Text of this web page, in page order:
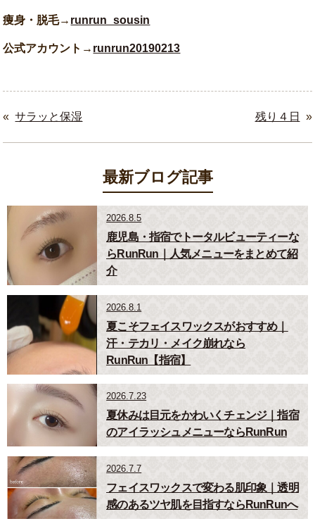
痩身・脱毛→ runrun_sousin
公式アカウント→ runrun20190213
« サラッと保湿 »
残り４日
最新ブログ記事
2026.8.5
鹿児島・指宿でトータルビューティーな
らRunRun｜人気メニューをまとめて紹
介
2026.8.1
夏こそフェイスワックスがおすすめ｜
汗・テカリ・メイク崩れなら
RunRun【指宿】
2026.7.23
夏休みは目元をかわいくチェンジ｜指宿
のアイラッシュメニューならRunRun
2026.7.7
フェイスワックスで変わる肌印象｜透明
感のあるツヤ肌を目指すならRunRunへ